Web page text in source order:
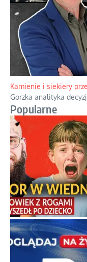
Kamienie i siekiery
Gorzka analityka
Popularne